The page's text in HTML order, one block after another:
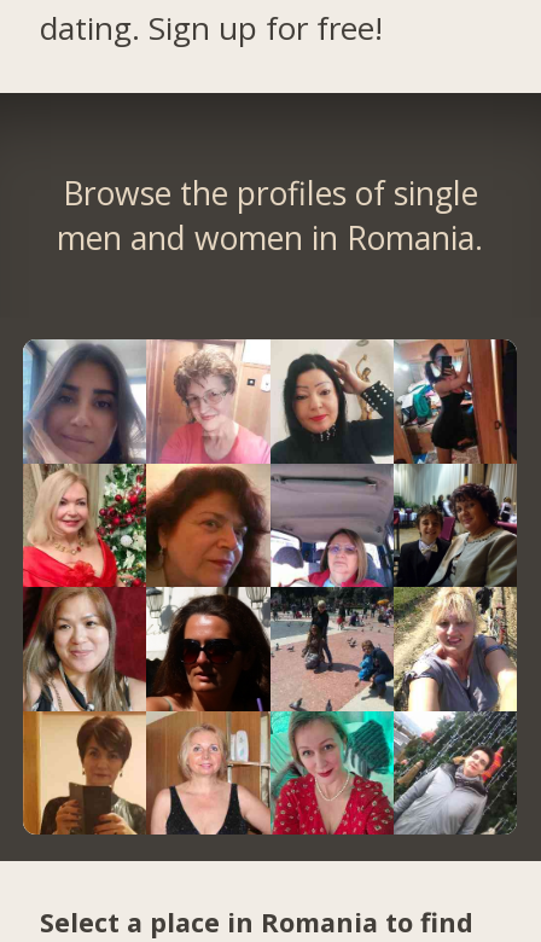
dating. Sign up for free!
Browse the profiles of single
men and women in Romania.
Select a place in Romania to find